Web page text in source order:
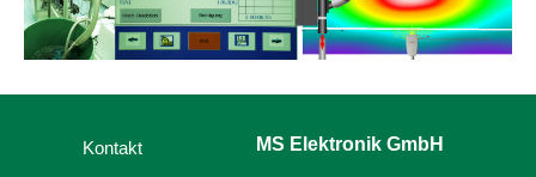
MS Elektronik GmbH
Kontakt